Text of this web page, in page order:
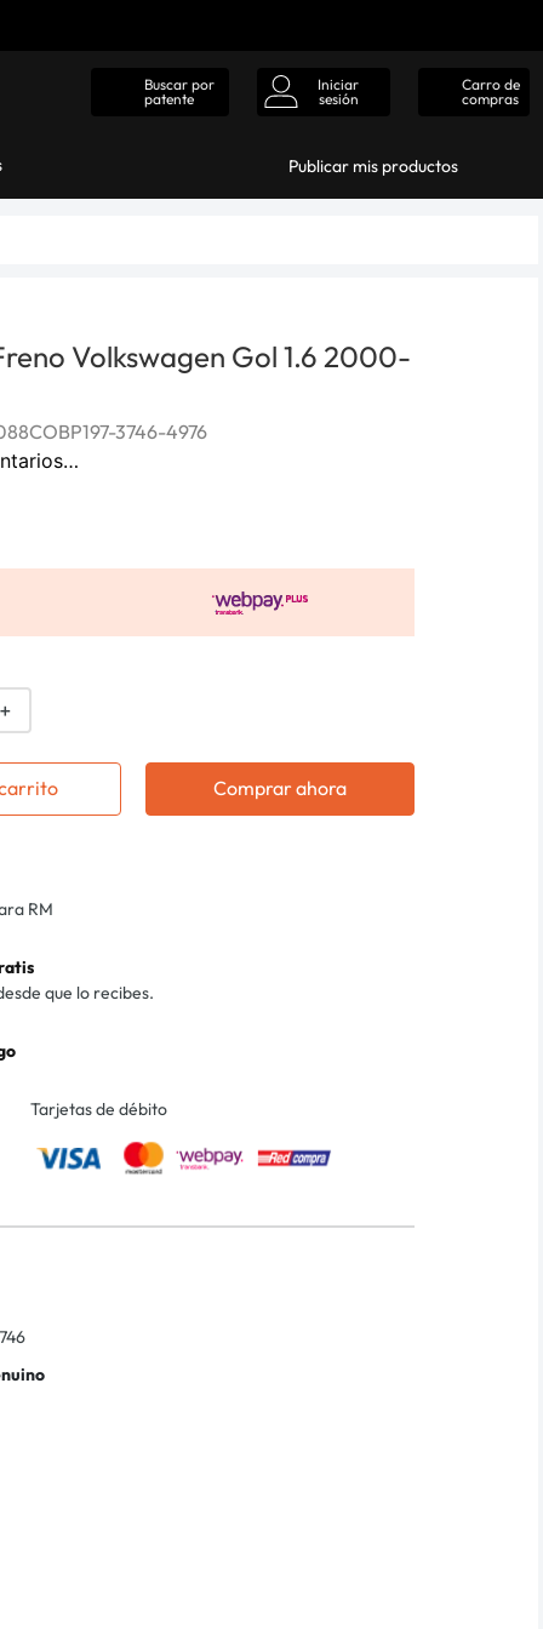
Buscar por
patente
Iniciar
sesión
Carro de
compras
Publicar mis productos
Volkswagen Gol 1.6 2000-
3746-4976
＋
Comprar ahora
RM
que lo recibes.
Tarjetas de débito